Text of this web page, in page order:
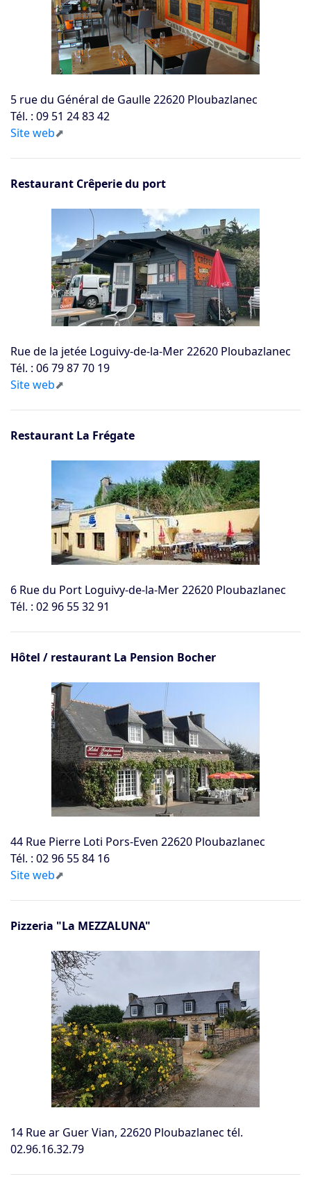
5 rue du Général de Gaulle 22620 Ploubazlanec
Tél. : 09 51 24 83 42
Site web
Restaurant Crêperie du port
Rue de la jetée Loguivy-de-la-Mer 22620 Ploubazlanec
Tél. : 06 79 87 70 19
Site web
Restaurant La Frégate
6 Rue du Port Loguivy-de-la-Mer 22620 Ploubazlanec
Tél. : 02 96 55 32 91
Hôtel / restaurant La Pension Bocher
44 Rue Pierre Loti Pors-Even 22620 Ploubazlanec
Tél. : 02 96 55 84 16
Site web
Pizzeria "La MEZZALUNA"
14 Rue ar Guer Vian, 22620 Ploubazlanec tél.
02.96.16.32.79